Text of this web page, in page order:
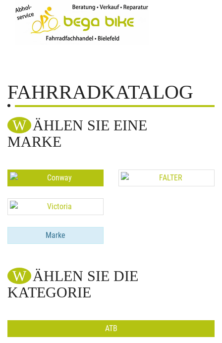
FAHRRADKATALOG
WÄHLEN SIE EINE
MARKE
Marke
WÄHLEN SIE DIE
KATEGORIE
ATB